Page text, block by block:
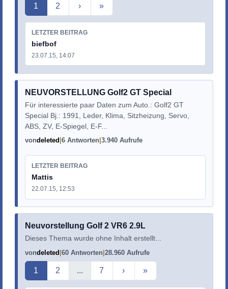
Aktuelle Seite
1 2 › »
LETZTER BEITRAG
biefbof
23.07.15, 14:07
NEUVORSTELLUNG Golf2 GT Special
Für interessierte paar Daten zum Auto.: Golf2 GT
Special Bj.: 1991, Leder, Klima, Sitzheizung, Servo,
ABS, ZV, E-Spiegel, E-F...
vondeleted 6 Antworten 3.940 Aufrufe
LETZTER BEITRAG
Mattis
22.07.15, 12:53
Neuvorstellung Golf 2 VR6 2.9L
Dieses Thema wurde ohne Inhalt erstellt...
vondeleted 60 Antworten 28.960 Aufrufe
Aktuelle Seite
1 2 ... 7 › »